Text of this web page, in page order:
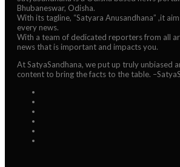
Bhubaneswar, Odisha.
With its tagline, “Satyara Anusandhana” ,it
every news.
With a team of dedicated reporters from all
news that is important and impacts you.
At SatyaSandhana, we put up truly unbiased
content to bring the facts to the table.